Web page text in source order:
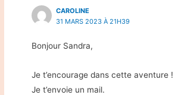
CAROLINE
31 MARS 2023 À 21H39
Bonjour Sandra,
Je t’encourage dans cette aventure !
Je t’envoie un mail.